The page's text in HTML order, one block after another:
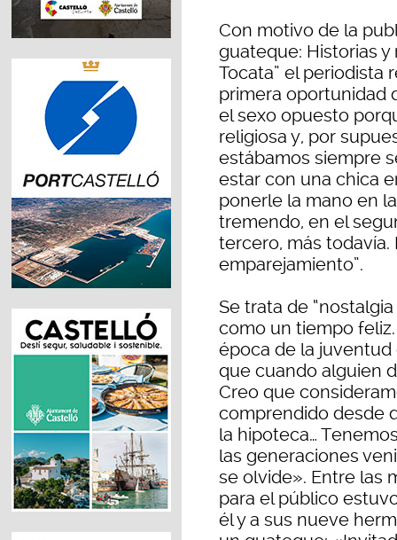
Con motivo de la
guateque: Historias
Tocata” el periodista
primera oportunidad
el sexo opuesto
religiosa y, por
estábamos siempre
estar con una chica
ponerle la mano en
tremendo, en el
tercero, más
emparejamiento”.
Se trata de
como un tiempo
época de la juventud
que cuando alguien
Creo que
comprendido desde
la hipoteca…
las generaciones
se olvide». Entre las
para el público
él y a sus nueve